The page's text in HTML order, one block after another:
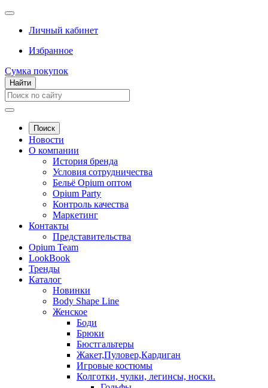
Личный кабинет
Избранное
Сумка покупок
Найти
Поиск
Новости
О компании
История бренда
Условия сотрудничества
Бельё Opium оптом
Opium Party
Контроль качества
Маркетинг
Контакты
Представительства
Opium Team
LookBook
Тренды
Каталог
Новинки
Body Shape Line
Женское
Боди
Брюки
Бюстгальтеры
Жакет,Пуловер,Кардиган
Игровые костюмы
Колготки, чулки, легинсы, носки.